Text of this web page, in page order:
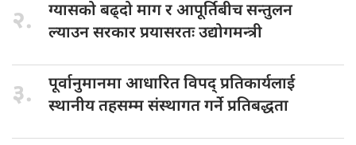
२. ग्यासको बढ्दोमाग र आपूर्तिबीच सन्तुलन
ल्याउन सरकार प्रयासरतः उद्योगमन्त्री
३. पूर्वानुमानमा आधारितविपद् प्रतिकार्यलाई
स्थानीय तहसम्म संस्थागत गर्ने प्रतिबद्धता